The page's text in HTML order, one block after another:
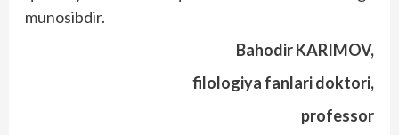
munosibdir.
Bahodir KARIMOV,
filologiya fanlari doktori,
professor